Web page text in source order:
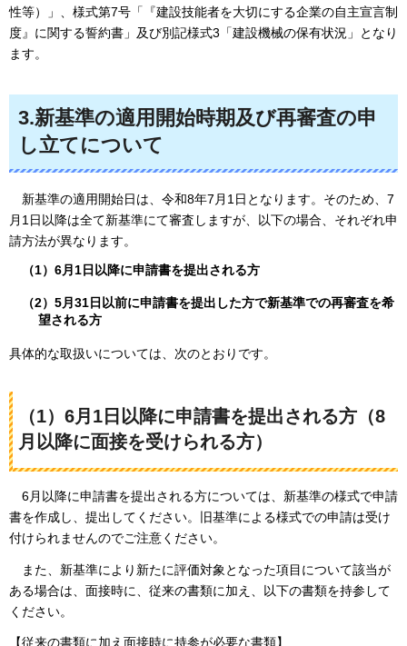
性等）」、様式第7号「『建設技能者を大切にする企業の自主宣言制
度』に関する誓約書」及び別記様式3「建設機械の保有状況」となり
ます。
3.新基準の適用開始時期及び再審査の申
し立てについて
新基準の適用開始日は、令和8年7月1日となります。そのため、7
月1日以降は全て新基準にて審査しますが、以下の場合、それぞれ申
請方法が異なります。
（1）6月1日以降に申請書を提出される方
（2）5月31日以前に申請書を提出した方で新基準での再審査を希
望される方
具体的な取扱いについては、次のとおりです。
（1）6月1日以降に申請書を提出される方（8
月以降に面接を受けられる方）
6月以降に申請書を提出される方については、新基準の様式で申請
書を作成し、提出してください。旧基準による様式での申請は受け
付けられませんのでご注意ください。
また、新基準により新たに評価対象となった項目について該当が
ある場合は、面接時に、従来の書類に加え、以下の書類を持参して
ください。
【従来の書類に加え面接時に持参が必要な書類】